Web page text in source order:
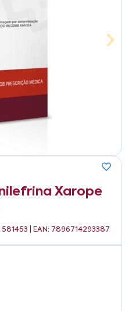
Xarope
| EAN: 7896714293387